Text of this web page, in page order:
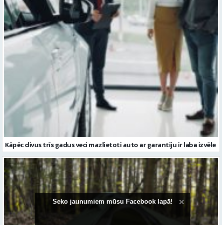
Kāpēc divus trīs gadus veci mazlietoti auto ar garantiju ir laba izvēle
Seko jaunumiem mūsu Facebook lapā!